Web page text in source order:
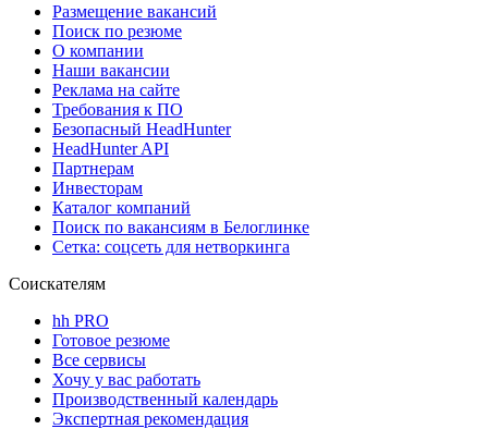
Размещение вакансий
Поиск по резюме
О компании
Наши вакансии
Реклама на сайте
Требования к ПО
Безопасный HeadHunter
HeadHunter API
Партнерам
Инвесторам
Каталог компаний
Поиск по вакансиям в Белоглинке
Сетка: соцсеть для нетворкинга
Соискателям
hh PRO
Готовое резюме
Все сервисы
Хочу у вас работать
Производственный календарь
Экспертная рекомендация